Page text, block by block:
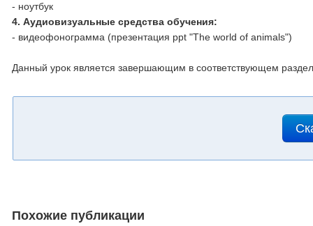
- ноутбук
4. Аудиовизуальные средства обучения:
- видеофонограмма (презентация ppt "The world of animals")
Данный урок является завершающим в соответствующем
Похожие публикации